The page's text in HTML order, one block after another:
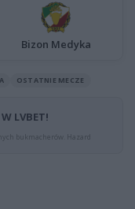
Bizon Medyka
OSTATNIE MECZE
LVBET!
bukmacherów. Hazard